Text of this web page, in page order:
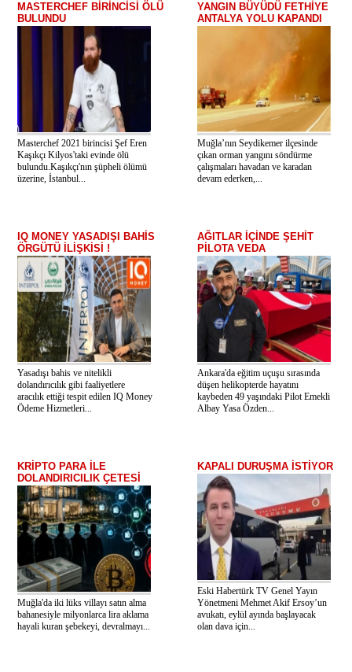
MASTERCHEF BİRİNCİSİ ÖLÜ
BULUNDU
Masterchef 2021 birincisi Şef Eren
Kaşıkçı Kilyos'taki evinde ölü
bulundu.Kaşıkçı'nın şüpheli ölümü
üzerine, İstanbul...
YANGIN BÜYÜDÜ FETHİYE
ANTALYA YOLU KAPANDI
Muğla’nın Seydikemer ilçesinde
çıkan orman yangını söndürme
çalışmaları havadan ve karadan
devam ederken,...
IQ MONEY YASADIŞI BAHİS
ÖRGÜTÜ İLİŞKİSİ !
Yasadışı bahis ve nitelikli
dolandırıcılık gibi faaliyetlere
aracılık ettiği tespit edilen IQ Money
Ödeme Hizmetleri...
AĞITLAR İÇİNDE ŞEHİT
PİLOTA VEDA
Ankara'da eğitim uçuşu sırasında
düşen helikopterde hayatını
kaybeden 49 yaşındaki Pilot Emekli
Albay Yasa Özden...
KRİPTO PARA İLE
DOLANDIRICILIK ÇETESİ
Muğla'da iki lüks villayı satın alma
bahanesiyle milyonlarca lira aklama
hayali kuran şebekeyi, devralmayı...
KAPALI DURUŞMA İSTİYOR
Eski Habertürk TV Genel Yayın
Yönetmeni Mehmet Akif Ersoy’un
avukatı, eylül ayında başlayacak
olan dava için...